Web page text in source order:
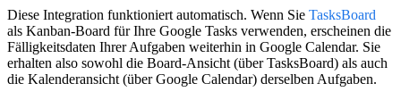
Diese Integration funktioniert automatisch. Wenn Sie TasksBoard
als Kanban-Board für Ihre Google Tasks verwenden, erscheinen die
Fälligkeitsdaten Ihrer Aufgaben weiterhin in Google Calendar. Sie
erhalten also sowohl die Board-Ansicht (über TasksBoard) als auch
die Kalenderansicht (über Google Calendar) derselben Aufgaben.